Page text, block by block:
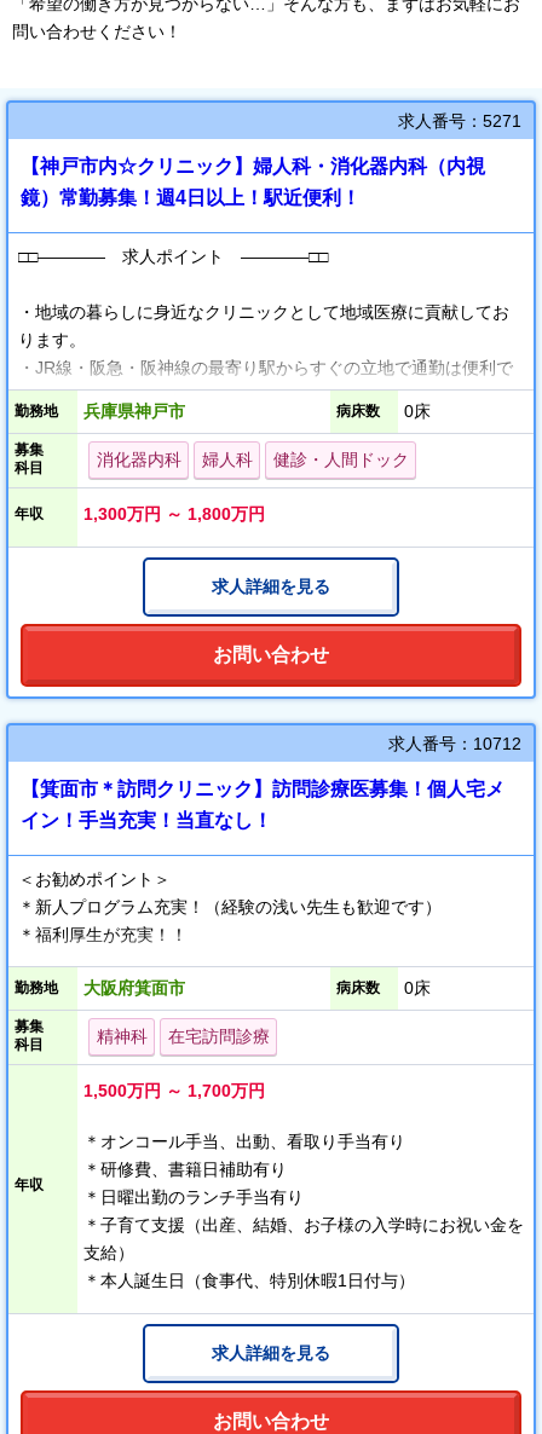
問い合わせください！
求人番号：5271
【神戸市内☆クリニック】婦人科・消化器内科（内視
鏡）常勤募集！週4日以上！駅近便利！
□□―――― 求人ポイント ――――□□
・地域の暮らしに身近なクリニックとして地域医療に貢献してお
ります。
・JR線・阪急・阪神線の最寄り駅からすぐの立地で通勤は便利で
す。
・日祝休み
・当直・オンコールなしでオンオフはっきり！
・週4から5日勤務で年俸1,300～1,800万円のご提示！
勤務地 兵庫県神戸市 病床数 0床
募集
科目
消化器内科 婦人科 健診・人間ドック
年収 1,300万円 ～ 1,800万円
求人詳細を見る
お問い合わせ
求人番号：10712
【箕面市＊訪問クリニック】訪問診療医募集！個人宅メ
イン！手当充実！当直なし！
＜お勧めポイント＞
＊新人プログラム充実！（経験の浅い先生も歓迎です）
＊福利厚生が充実！！
勤務地 大阪府箕面市 病床数 0床
募集
科目
精神科 在宅訪問診療
年収
1,500万円 ～ 1,700万円
＊オンコール手当、出動、看取り手当有り
＊研修費、書籍日補助有り
＊日曜出勤のランチ手当有り
＊子育て支援（出産、結婚、お子様の入学時にお祝い金を
支給）
＊本人誕生日（食事代、特別休暇1日付与）
求人詳細を見る
お問い合わせ